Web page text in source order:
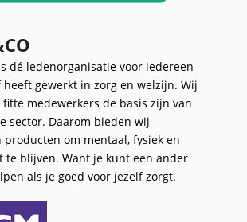
dé ledenorganisatie voor iedereen
gewerkt in zorg en welzijn. Wij
medewerkers de basis zijn van
sector. Daarom bieden wij
producten om mentaal, fysiek en
te blijven. Want je kunt een ander
als je goed voor jezelf zorgt.